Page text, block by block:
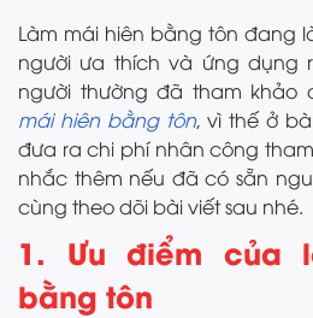
Làm mái hiên bằng tôn đang
người ưa thích và ứng dụng
người thường đã tham khảo
mái hiên bằng tôn, vì thế ở
đưa ra chi phí nhân công
nhắc thêm nếu đã có sẵn
cùng theo dõi bài viết sau nhé.
1. Ưu điểm của
bằng tôn